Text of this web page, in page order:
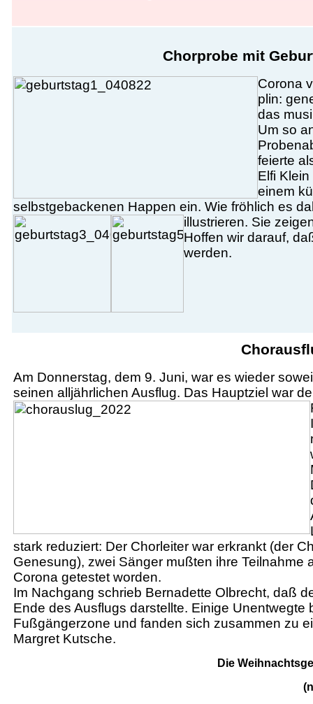
Chorprobe mit
Corona
plin:
das
Um so
feierte
Elfi
einem
selbstgebackenen Happen ein. Wie fröhlich es
illustrieren. Sie
Hoffen wir darauf,
werden.
Am Donnerstag, dem 9. Juni, war es wieder
seinen alljährlichen Ausflug. Das Hauptziel war
stark reduziert: Der Chorleiter war erkrankt (der
Genesung), zwei Sänger mußten ihre Teilnahme
Corona getestet worden.
Im Nachgang schrieb Bernadette Olbrecht, daß
Ende des Ausflugs darstellte. Einige Unentwegte
Fußgängerzone und fanden sich zusammen zu
Margret Kutsche.
Die